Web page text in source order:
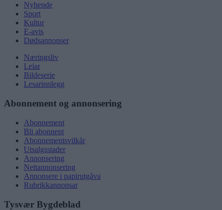
Nyhende
Sport
Kultur
E-avis
Dødsannonser
Næringsliv
Leiar
Bildeserie
Lesarinnlegg
Abonnement og annonsering
Abonnement
Bli abonnent
Abonnementsvilkår
Utsalgsstader
Annonsering
Nettannonsering
Annonsere i papirutgåva
Rubrikkannonsar
Tysvær Bygdeblad